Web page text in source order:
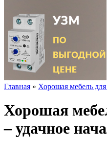
Главная » Хорошая мебель
Хорошая
– удачное